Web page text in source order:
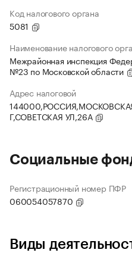
Код налогового органа
5081
Наименование налогового
Межрайонная инспекция
№23 по Московской области
Адрес налоговой
Г,СОВЕТСКАЯ УЛ,26А
Социальные
Регистрационный номер ПФР
060054057870
Виды